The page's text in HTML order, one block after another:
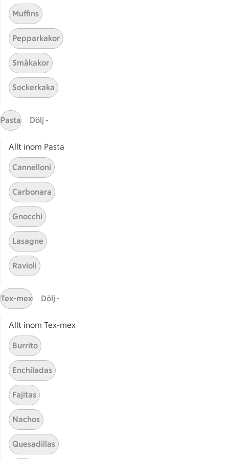
Relaterade kategorier
Dansk smörgås
Dansk rödkål recept
Sidfot
FAQ
Kundservice
Kontakta oss
Massa erbjudanden
Bli stammis på ICA
ICAs inspirationsmejl
Prenumerera
Muffins
Pepparkakor
Småkakor
Sockerkaka
Pasta Dölj -
Allt inom Pasta
Cannelloni
Carbonara
Gnocchi
Lasagne
Ravioli
Tex-mex Dölj -
Allt inom Tex-mex
Burrito
Enchiladas
Fajitas
Nachos
Quesadillas